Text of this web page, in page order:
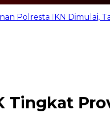
Polresta IKN Dimulai,
Tingkat